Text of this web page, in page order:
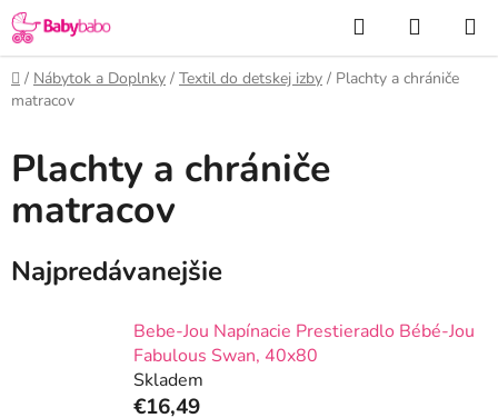
Prejsť
na
obsah
Hľadať
KOŠÍK
Domov
/ Nábytok a Doplnky / Textil do detskej izby / Plachty a chrániče
matracov
Plachty a chrániče
matracov
Najpredávanejšie
Bebe-Jou Napínacie Prestieradlo Bébé-Jou
Fabulous Swan, 40x80
Skladem
€16,49